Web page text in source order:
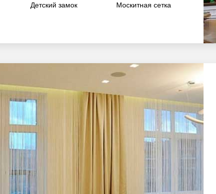
Детский замок Москитная сетка